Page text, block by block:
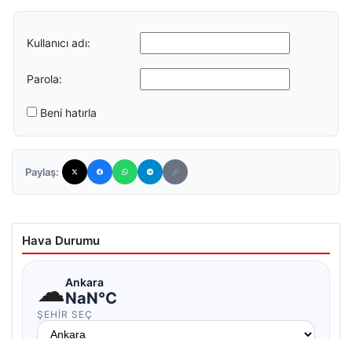
Kullanıcı adı:
Parola:
Beni hatırla
Paylaş:
Hava Durumu
☁Ankara
NaN°C
ŞEHIR SEÇ